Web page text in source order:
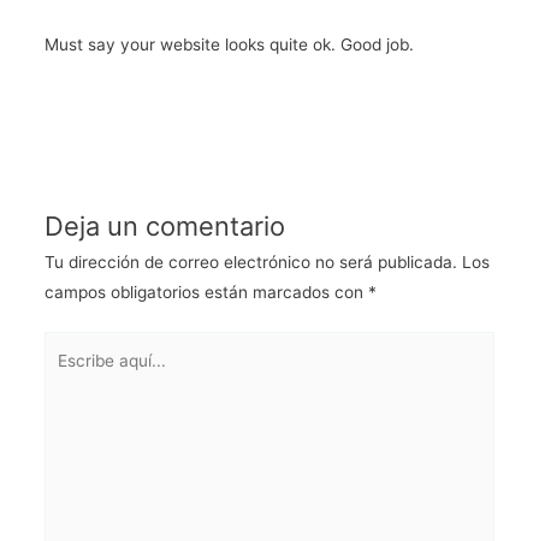
Must say your website looks quite ok. Good job.
Deja un comentario
Tu dirección de correo electrónico no será publicada. Los
campos obligatorios están marcados con *